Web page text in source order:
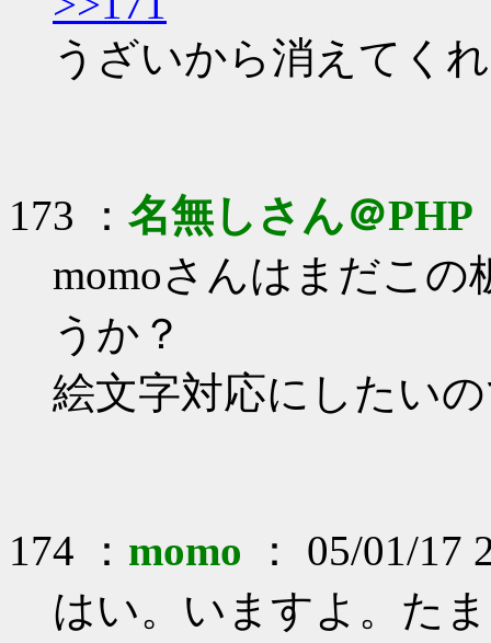
うざいから消えてく
173 ： 名無しさん＠PHP
momoさんはまだこ
うか？
絵文字対応にしたい
174 ： momo ： 05/01/17
はい。いますよ。た